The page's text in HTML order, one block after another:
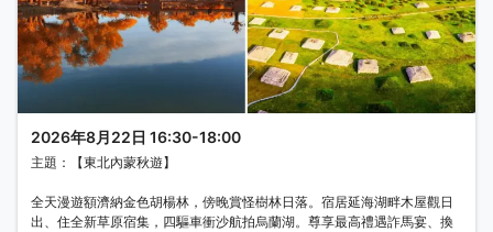
2026年8月22日 16:30-18:00
主題：【東北內蒙秋遊】
全天漫遊額濟納金色胡楊林，傍晚賞怪樹林日落。宿居延海湖畔木屋觀日
出、住全新草原宿集，四驅車衝沙航拍烏蘭湖。尊享最高禮遇詐馬宴、換